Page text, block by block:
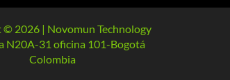
2026 | Novomun Technology
N20A-31 oficina 101-Bogotá
Colombia